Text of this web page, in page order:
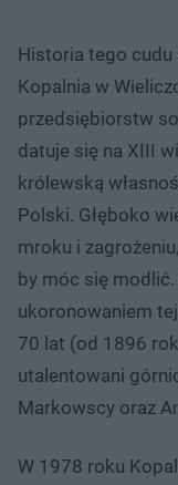
Historia tego cudu
Kopalnia w
przedsiębiorstw
datuje się na XIII
królewską
Polski. Głęboko
mroku i
by móc się
ukoronowaniem
70 lat (od 1896
utalentowani
Markowscy oraz
W 1978 roku